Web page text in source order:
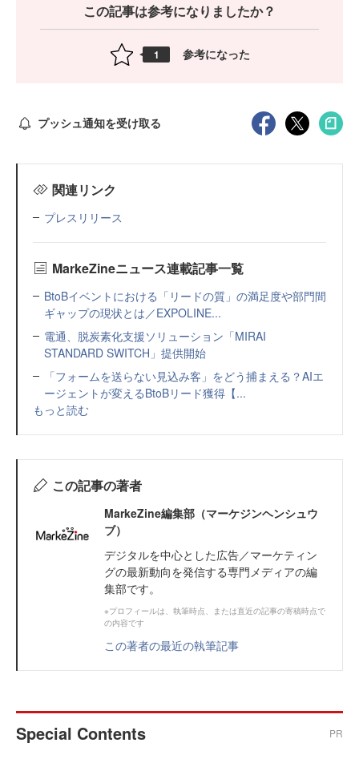
この記事は参考になりましたか？
1 参考になった
プッシュ通知を受け取る
関連リンク
プレスリリース
MarkeZineニュース連載記事一覧
BtoBイベントにおける「リードの質」の満足度や部門間
ギャップの現状とは／EXPOLINE...
電通、脱炭素化支援ソリューション「MIRAI
STANDARD SWITCH」提供開始
「フォームを送らない見込み客」をどう捕まえる？AIエ
ージェントが変えるBtoBリード獲得【...
もっと読む
この記事の著者
MarkeZine編集部（マーケジンヘンシュウ
ブ）
デジタルを中心とした広告／マーケティン
グの最新動向を発信する専門メディアの編
集部です。
※プロフィールは、執筆時点、または直近の記事の寄稿時点で
の内容です
この著者の最近の執筆記事
Special Contents PR